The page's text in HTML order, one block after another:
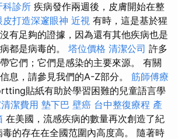
科診所 疾病發作兩週後，皮膚開始在整
皮打造深邃眼神 近視 有時，這是基於猩
有足夠的證據，因為還有其他疾病也是
都是病毒的。 塔位價格 清潔公司 許多
它們；它們是感染的主要來源。 有關
息，請參見我們的A-Z部分。 筋師傅療
貼紙有助於學習困難的兒童語言學
潔費用 墊下巴 壁癌 台中整復療程 產
在美國，流感疾病的數量再次創造了紀
的存在在全國范圍內高度高。 隨著時